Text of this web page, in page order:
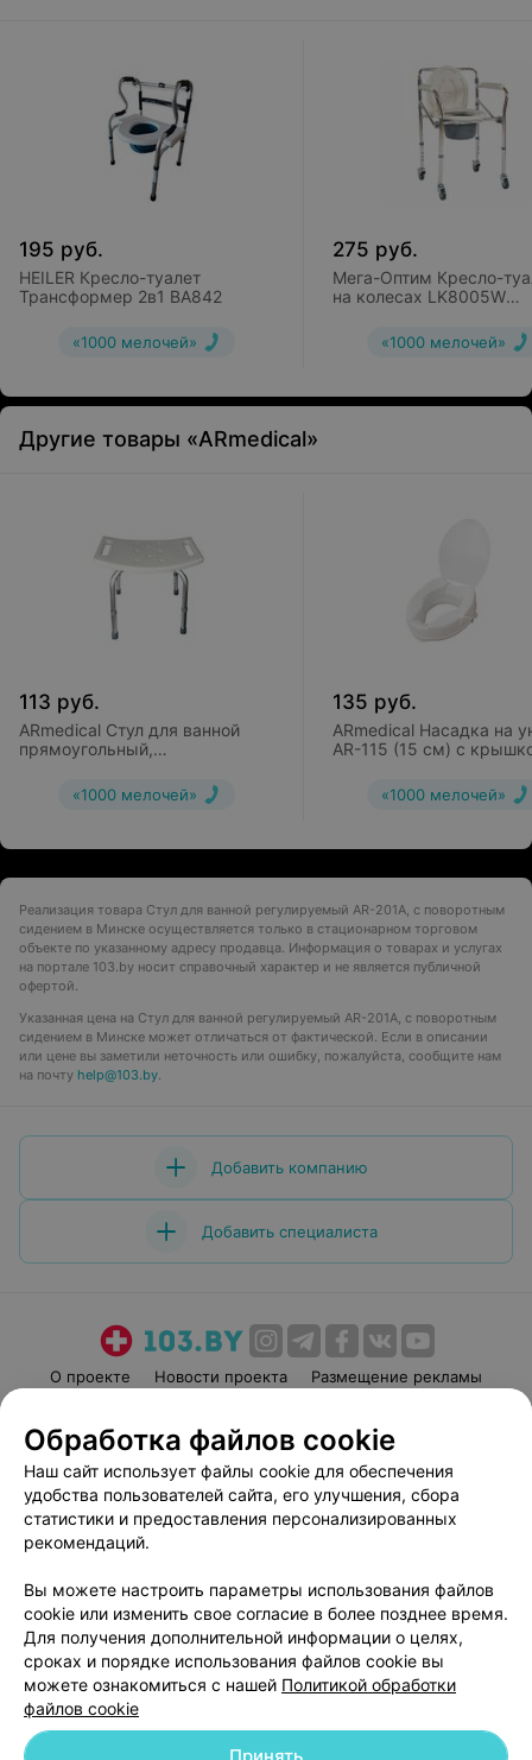
195 руб.
HEILER Кресло-туалет
Трансформер 2в1 ВА842
«1000 мелочей»
275 руб.
Мега-Оптим Кресло-
на колесах LK8005W
«1000 мелочей»
Другие товары «ARmedical»
113 руб.
ARmedical Стул для ванной
прямоугольный,
«1000 мелочей»
135 руб.
ARmedical Насадка на
AR-115 (15 см) c
«1000 мелочей»
Реализация товара Стул для ванной регулируемый AR-201A, с поворотным
сидением в Минске осуществляется только в стационарном торговом
объекте по указанному адресу продавца. Информация о товарах и услугах
на портале 103.by носит справочный характер и не является публичной
офертой.
Указанная цена на Стул для ванной регулируемый AR-201A, с поворотным
сидением в Минске может отличаться от фактической. Если в описании
или цене вы заметили неточность или ошибку, пожалуйста, сообщите нам
на почту help@103.by.
Добавить компанию
Добавить специалиста
О проекте Новости проекта
Размещение рекламы
Пользовательское соглашение
Способы оплаты
Вакансии
Партнеры
Написать руководителю 103.by
Обработка персональных данных
Обработка файлов cookie
Наш сайт использует файлы cookie для обеспечения
удобства пользователей сайта, его улучшения, сбора
статистики и предоставления персонализированных
рекомендаций.
Вы можете настроить параметры использования файлов
cookie или изменить свое согласие в более позднее время.
Для получения дополнительной информации о целях,
сроках и порядке использования файлов cookie вы
можете ознакомиться с нашей Политикой обработки
файлов cookie